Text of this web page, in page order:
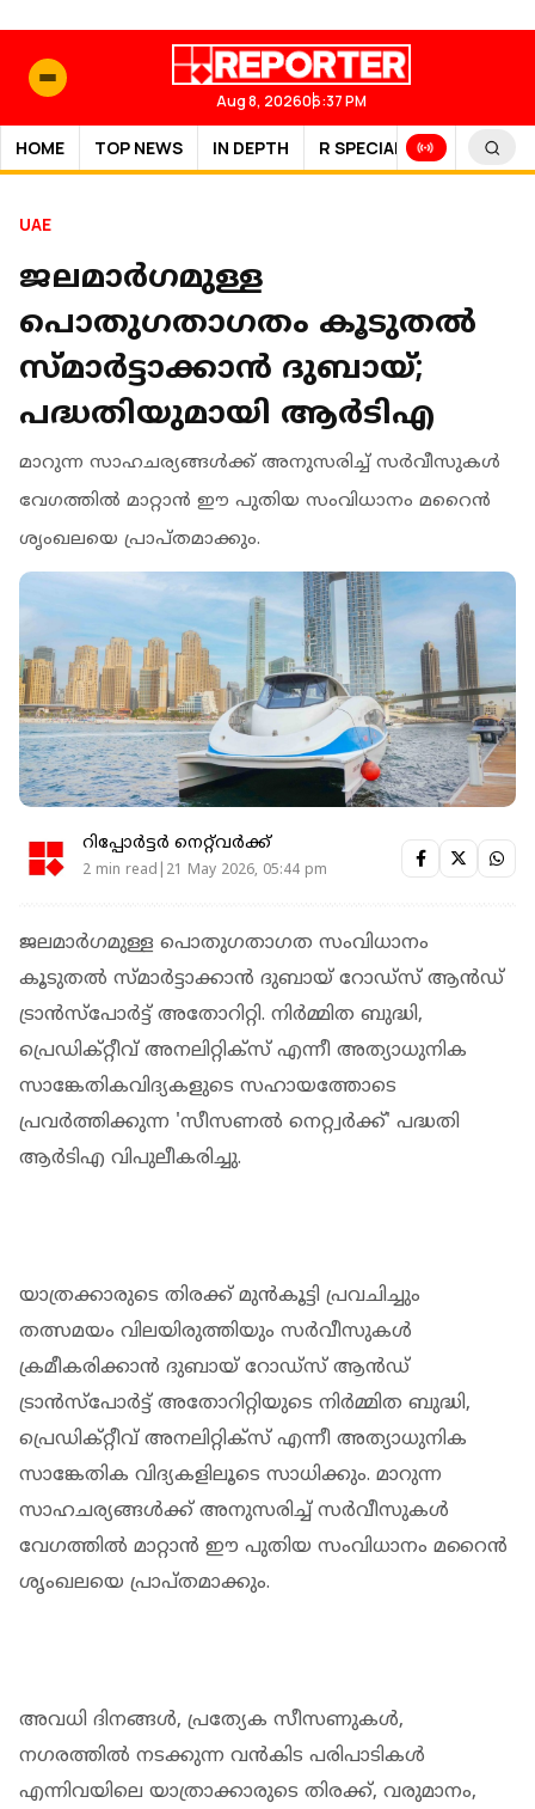
Aug 8, 202606:37 PM
HOME TOP NEWS IN DEPTH R SPECIAL SPORTS
UAE
ജലമാർഗമുള്ള
പൊതുഗതാഗതം കൂടുതൽ
സ്മാർട്ടാക്കാൻ ദുബായ്;
പദ്ധതിയുമായി ആർടിഎ
മാറുന്ന സാഹചര്യങ്ങള്‍ക്ക് അനുസരിച്ച് സര്‍വീസുകള്‍
വേഗത്തില്‍ മാറ്റാന്‍ ഈ പുതിയ സംവിധാനം മറൈന്‍
ശൃംഖലയെ പ്രാപ്തമാക്കും.
റിപ്പോർട്ടർ നെറ്റ്‌വര്‍ക്ക്‌
2 min read|21 May 2026, 05:44 pm
ജലമാർഗമുള്ള പൊതുഗതാഗത സംവിധാനം
കൂടുതല്‍ സ്മാര്‍ട്ടാക്കാന്‍ ദുബായ് റോഡ്‌സ് ആന്‍ഡ്
ട്രാന്‍സ്‌പോര്‍ട്ട് അതോറിറ്റി. നിര്‍മ്മിത ബുദ്ധി,
പ്രെഡിക്റ്റീവ് അനലിറ്റിക്‌സ് എന്നീ അത്യാധുനിക
സാങ്കേതികവിദ്യകളുടെ സഹായത്തോടെ
പ്രവര്‍ത്തിക്കുന്ന 'സീസണല്‍ നെറ്റ്വര്‍ക്ക്' പദ്ധതി
ആര്‍ടിഎ വിപുലീകരിച്ചു.
യാത്രക്കാരുടെ തിരക്ക് മുന്‍കൂട്ടി പ്രവചിച്ചും
തത്സമയം വിലയിരുത്തിയും സര്‍വീസുകള്‍
ക്രമീകരിക്കാന്‍ ദുബായ് റോഡ്‌സ് ആന്‍ഡ്
ട്രാന്‍സ്‌പോര്‍ട്ട് അതോറിറ്റിയുടെ നിര്‍മ്മിത ബുദ്ധി,
പ്രെഡിക്റ്റീവ് അനലിറ്റിക്‌സ് എന്നീ അത്യാധുനിക
സാങ്കേതിക വിദ്യകളിലൂടെ സാധിക്കും. മാറുന്ന
സാഹചര്യങ്ങള്‍ക്ക് അനുസരിച്ച് സര്‍വീസുകള്‍
വേഗത്തില്‍ മാറ്റാന്‍ ഈ പുതിയ സംവിധാനം മറൈന്‍
ശൃംഖലയെ പ്രാപ്തമാക്കും.
അവധി ദിനങ്ങള്‍, പ്രത്യേക സീസണുകള്‍,
നഗരത്തില്‍ നടക്കുന്ന വന്‍കിട പരിപാടികള്‍
എന്നിവയിലെ യാത്രാക്കാരുടെ തിരക്ക്, വരുമാനം,